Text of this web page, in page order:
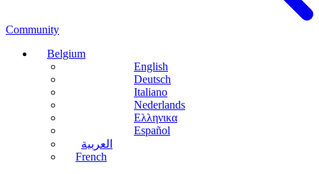
Community
Belgium
English
Deutsch
Italiano
Nederlands
Ελληνικα
Español
العربية
French